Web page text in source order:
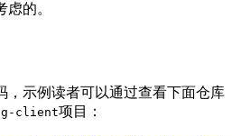
的。
，示例读者可以通过查看下面仓库
client项目：